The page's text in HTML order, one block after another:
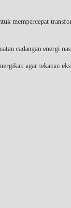
cadangan energi
agar tekanan